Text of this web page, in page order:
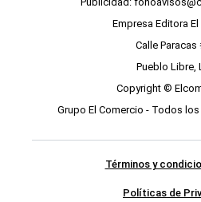
Empresa Editora
Calle Paracas
Pueblo Libre,
Copyright ©
Grupo El Comercio - Todos
Términos y
Políticas de